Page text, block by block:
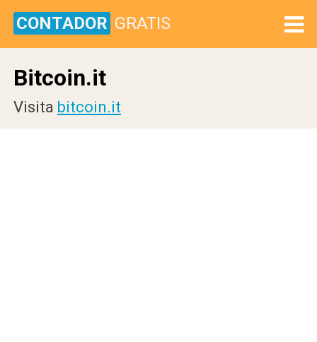
CONTADOR GRATIS
Bitcoin.it
Visita bitcoin.it